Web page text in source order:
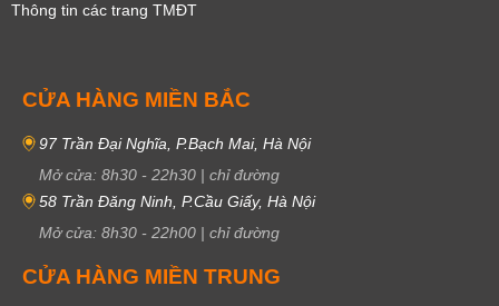
Thông tin các trang TMĐT
CỬA HÀNG MIỀN BẮC
97 Trần Đại Nghĩa, P.Bạch Mai, Hà Nội
Mở cửa: 8h30 - 22h30 | chỉ đường
58 Trần Đăng Ninh, P.Cầu Giấy, Hà Nội
Mở cửa: 8h30 - 22h00 | chỉ đường
CỬA HÀNG MIỀN TRUNG